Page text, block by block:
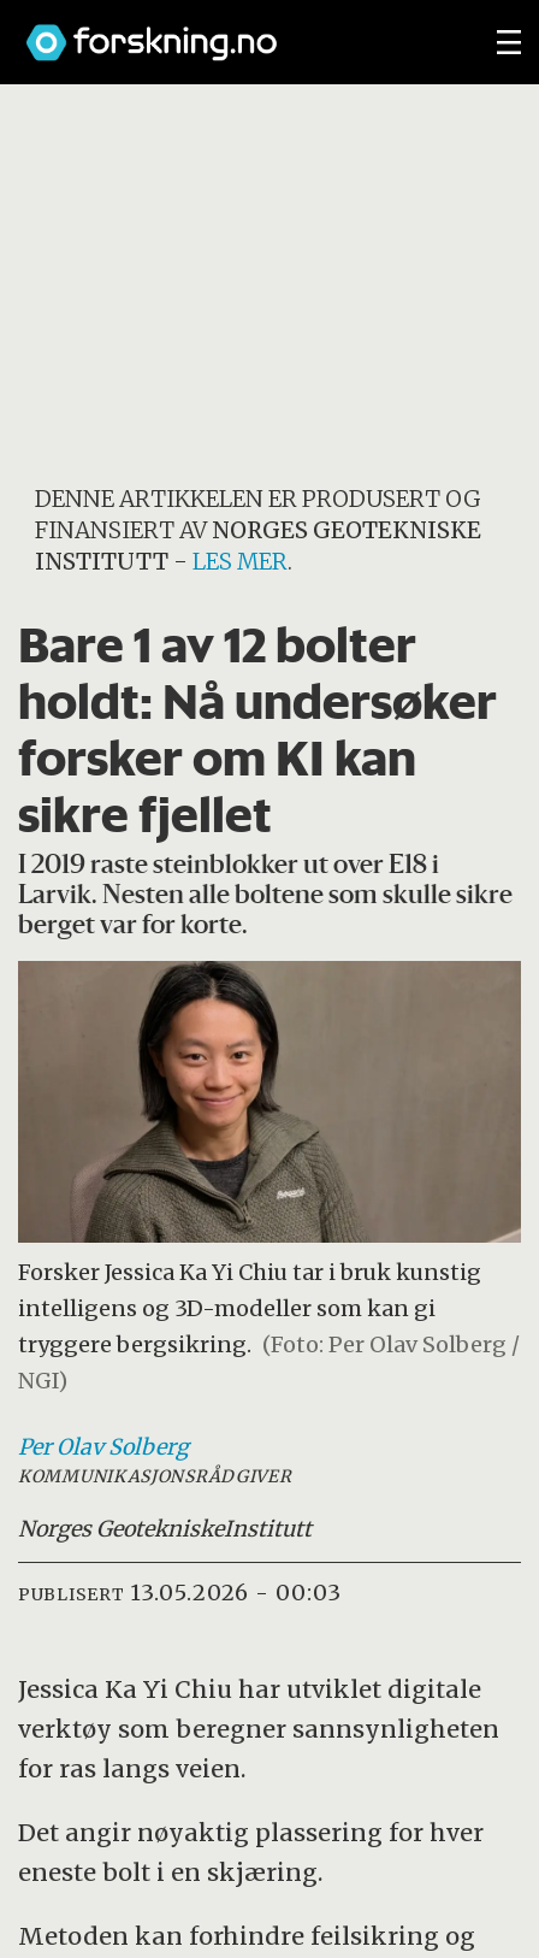
DENNE ARTIKKELEN ER PRODUSERT OG
FINANSIERT AVNORGES GEOTEKNISKE
INSTITUTT -LES MER.
Bare 1 av 12 bolter
holdt: Nå undersøker
forsker om KI kan
sikre fjellet
I 2019 raste steinblokker ut over E18 i
Larvik. Nesten alle boltene som skulle sikre
berget var for korte.
Forsker Jessica Ka Yi Chiu tar i bruk kunstig
intelligens og 3D-modeller som kan gi
tryggere bergsikring. (Foto: Per Olav Solberg /
NGI)
Per Olav Solberg
KOMMUNIKASJONSRÅDGIVER
Norges GeotekniskeInstitutt
PUBLISERT 13.05.2026 - 00:03
Jessica Ka Yi Chiu har utviklet digitale
verktøy som beregner sannsynligheten
for ras langs veien.
Det angir nøyaktig plassering for hver
eneste bolt i en skjæring.
Metoden kan forhindre feilsikring og